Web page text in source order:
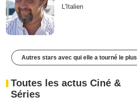
L'Italien
Autres stars avec qui elle a tourné le plus
Toutes les actus Ciné &
Séries